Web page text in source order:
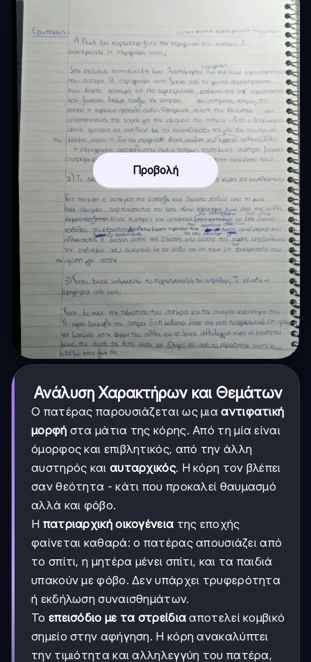
Προβολή
Ανάλυση Χαρακτήρων και Θεμάτων
Ο πατέρας παρουσιάζεται ως μιααντιφατική
μορφή στα μάτια της κόρης. Από τη μία είναι
όμορφος και επιβλητικός, από την άλλη
αυστηρός και αυταρχικός. Η κόρη τον βλέπει
σαν θεότητα - κάτι που προκαλεί θαυμασμό
αλλά και φόβο.
Η πατριαρχική οικογένεια της εποχής
φαίνεται καθαρά: ο πατέρας απουσιάζει από
το σπίτι, η μητέρα μένει σπίτι, και τα παιδιά
υπακούν με φόβο. Δεν υπάρχει τρυφερότητα
ή εκδήλωση συναισθημάτων.
Το επεισόδιο με τα στρείδια αποτελεί κομβικό
σημείο στην αφήγηση. Η κόρη ανακαλύπτει
την τιμιότητα και αλληλεγγύη του πατέρα,